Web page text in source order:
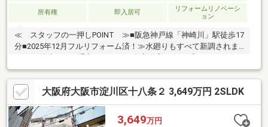
所有権 即入居可
リフォームリノベーシ
ョン
≪ スタッフの一押しPOINT ≫■阪急神戸線「神崎川」駅徒歩17
分■2025年12月フルリフォーム済！≫水廻りもすべて新調されま
台設置済で初期費用も抑えることができます■居住用としても収
益でお考えの方にもおすすめ■スーパーやホームセンターが近く
生活至便エリアです！≪ 周辺環境 ≫スーパーライフ…徒歩7分
関西スーパー…徒歩8分ファミリーマート…徒歩4分コーナン…徒歩
3分ドラッグストアキリン堂…徒歩7分
大阪府大阪市淀川区十八条２ 3,649万円 2SLDK
3,649万円